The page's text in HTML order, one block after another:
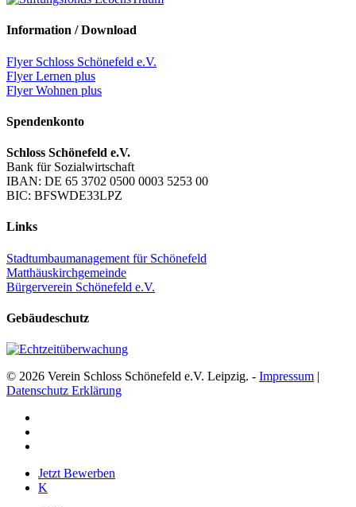
Information / Download
Flyer Schloss Schönefeld e.V.
Flyer Lernen plus
Flyer Wohnen plus
Spendenkonto
Schloss Schönefeld e.V.
Bank für Sozialwirtschaft
IBAN: DE 65 3702 0500 0003 5253 00
BIC: BFSWDE33LPZ
Links
Stadtumbaumanagement für Schönefeld
Matthäuskirchgemeinde
Bürgerverein Schönefeld e.V.
Gebäudeschutz
© 2026 Verein Schloss Schönefeld e.V. Leipzig. - Impressum |
Datenschutz Erklärung
Close
Menu
Jetzt Bewerben
K